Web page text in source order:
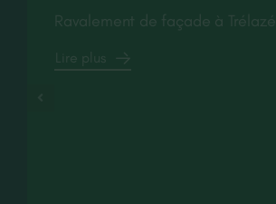
Ravalement de façade à Trélazé
Lire plus